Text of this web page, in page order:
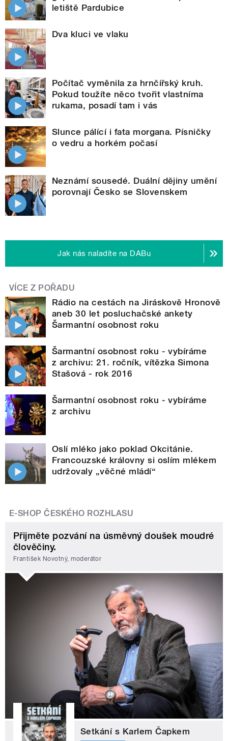
letiště Pardubice
Dva kluci ve vlaku
Počítač vyměnila za hrnčířský kruh.
Pokud toužíte něco tvořit vlastníma
rukama, posadí tam i vás
Slunce pálící i fata morgana. Písničky
o vedru a horkém počasí
Neznámí sousedé. Duální dějiny umění
porovnají Česko se Slovenskem
Jak nás naladíte na DABu
VÍCE Z POŘADU
Rádio na cestách na Jiráskově Hronově
aneb 30 let posluchačské ankety
Šarmantní osobnost roku
Šarmantní osobnost roku - vybíráme
z archivu: 21. ročník, vítězka Simona
Stašová - rok 2016
Šarmantní osobnost roku - vybíráme
z archivu
Oslí mléko jako poklad Okcitánie.
Francouzské královny si oslím mlékem
udržovaly „věčné mládí“
E-SHOP ČESKÉHO ROZHLASU
Přijměte pozvání na úsměvný doušek moudré
člověčiny.
František Novotný, moderátor
Setkání s Karlem Čapkem